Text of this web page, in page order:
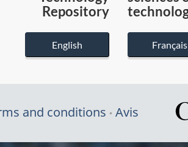
Repository
English Français
and conditions Avis